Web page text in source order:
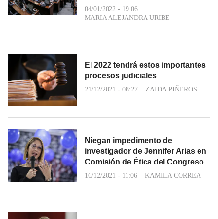
04/01/2022 - 19:06
MARIA ALEJANDRA URIBE
El 2022 tendrá estos importantes
procesos judiciales
21/12/2021 - 08:27 ZAIDA PIÑEROS
Niegan impedimento de
investigador de Jennifer Arias en
Comisión de Ética del Congreso
16/12/2021 - 11:06 KAMILA CORREA